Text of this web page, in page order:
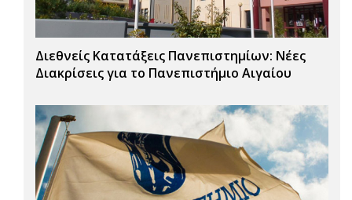
Διεθνείς Κατατάξεις Πανεπιστημίων: Νέες
Διακρίσεις για το Πανεπιστήμιο Αιγαίου